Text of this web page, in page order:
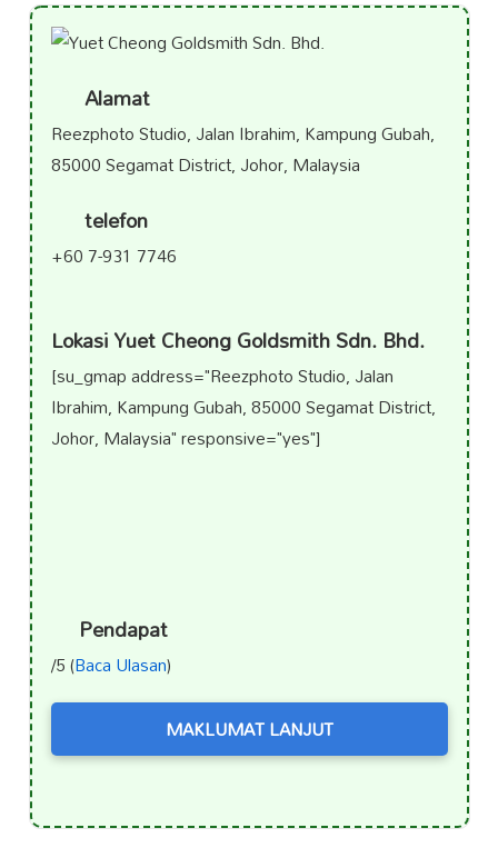
Alamat
Reezphoto Studio, Jalan Ibrahim, Kampung Gubah,
85000 Segamat District, Johor, Malaysia
telefon
+60 7-931 7746
Lokasi Yuet Cheong Goldsmith Sdn. Bhd.
[su_gmap address="Reezphoto Studio, Jalan
Ibrahim, Kampung Gubah, 85000 Segamat District,
Johor, Malaysia" responsive="yes"]
Pendapat
/5 (Baca Ulasan)
MAKLUMAT LANJUT